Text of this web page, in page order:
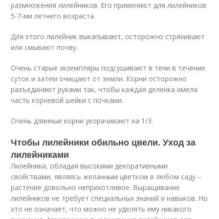
размножения лилейников. Его применяют для лилейников
5-7-ми летнего возраста.
Для этого лилейник выкапывают, осторожно стряхивают
или смывают почву.
Очень старые экземпляры подсушивают в тени в течение
суток и затем очищают от земли. Корни осторожно
разъединяют руками так, чтобы каждая деленка имела
часть корневой шейки с почками.
Очень длинные корни укорачивают на 1/3.
Чтобы лилейники обильно цвели. Уход за
лилейниками
Лилейники, обладая высокими декоративными
свойствами, являясь желанным цветком в любом саду –
растение довольно неприхотливое. Выращивание
лилейников не требует специальных знаний и навыков. Но
это не означает, что можно не уделять ему никакого